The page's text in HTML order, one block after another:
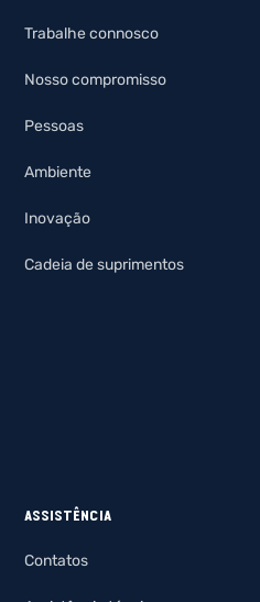
Trabalhe connosco
Nosso compromisso
Pessoas
Ambiente
Inovação
Cadeia de suprimentos
ASSISTÊNCIA
Contatos